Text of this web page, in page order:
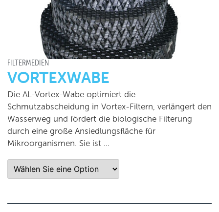
FILTERMEDIEN
VORTEXWABE
Die AL-Vortex-Wabe optimiert die
Schmutzabscheidung in Vortex-Filtern, verlängert den
Wasserweg und fördert die biologische Filterung
durch eine große Ansiedlungsfläche für
Mikroorganismen. Sie ist …